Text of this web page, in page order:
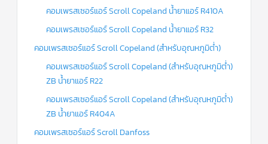
คอมเพรสเซอร์แอร์ Scroll Copeland น้ำยาแอร์ R410A
คอมเพรสเซอร์แอร์ Scroll Copeland น้ำยาแอร์ R32
คอมเพรสเซอร์แอร์ Scroll Copeland (สำหรับอุณหภูมิต่ำ)
คอมเพรสเซอร์แอร์ Scroll Copeland (สำหรับอุณหภูมิต่ำ)
ZB น้ำยาแอร์ R22
คอมเพรสเซอร์แอร์ Scroll Copeland (สำหรับอุณหภูมิต่ำ)
ZB น้ำยาแอร์ R404A
คอมเพรสเซอร์แอร์ Scroll Danfoss